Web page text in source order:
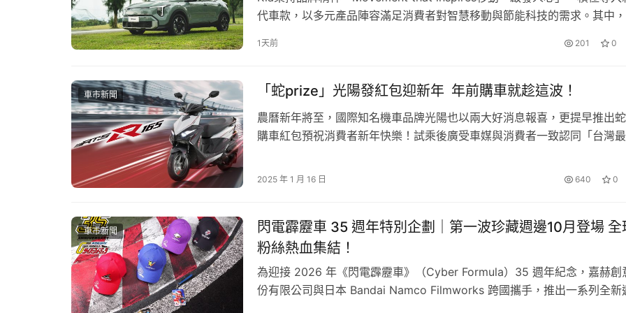
代車款，以多元產品陣容滿足消費者對智慧移動與節能科技的需求。其中
48V智慧油電優勢，成功擄獲新世代消費者目光。今年1至7月累計領牌已
1天前 201 0
車市新聞 「蛇prize」光陽發紅包迎新年 年前購車就趁這波！
農曆新年將至，國際知名機車品牌光陽也以兩大好消息報喜，更提早推出
購車紅包預祝消費者新年快樂！試乘後廣受車媒與消費者一致認同「台灣最
會，即日起至1月24日購車就送最高6,000元購車優惠。同時，光陽針對多
2025 年 1 月 16 日 640 0
車市新聞
閃電霹靂車 35 週年特別企劃｜第一波珍藏週邊10月登場 全
粉絲熱血集結！
為迎接 2026 年《閃電霹靂車》（Cyber Formula）35 週年紀念，嘉赫創
份有限公司與日本 Bandai Namco Filmworks 跨國攜手，推出一系列全新